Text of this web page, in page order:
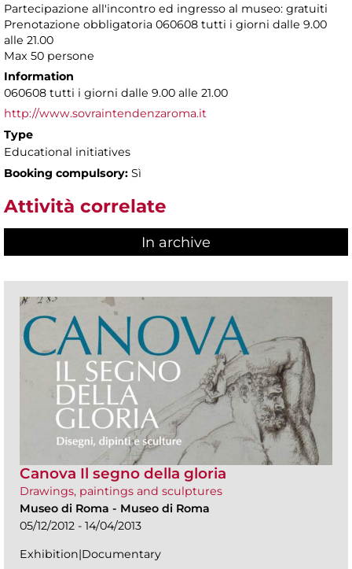
Partecipazione all'incontro ed ingresso al museo: gratuiti
Prenotazione obbligatoria 060608 tutti i giorni dalle 9.00
alle 21.00
Max 50 persone
Information
060608 tutti i giorni dalle 9.00 alle 21.00
http://www.sovraintendenzaroma.it
Type
Educational initiatives
Booking compulsory: Sì
Attività correlate
In archive
Canova Il segno della gloria
Drawings, paintings and sculptures
Museo di Roma - Museo di Roma
05/12/2012 - 14/04/2013
Exhibition|Documentary